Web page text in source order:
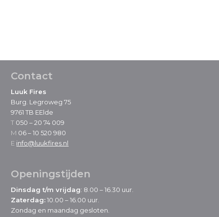
Footer
Contact
Luuk Fires
Burg. Legroweg 75
9761 TB EElde
T 050 – 20 74 009
M 06 – 10 520 980
E info@luukfires.nl
Openingstijden
Dinsdag t/m vrijdag: 8.00 – 16.30 uur.
Zaterdag:10.00 – 16.00 uur.
Zondag en maandag gesloten.